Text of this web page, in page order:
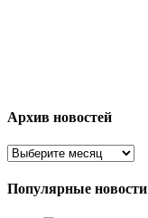
Архив новостей
Популярные новости